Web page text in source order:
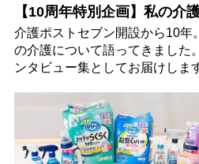
【10周年特別企画】私の介
介護ポストセブン開設から10年
の介護について語ってきました
ンタビュー集としてお届けしま